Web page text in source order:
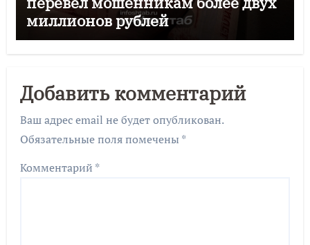
миллионов рублей
Добавить комментарий
Ваш адрес email не будет опубликован.
Обязательные поля помечены *
Комментарий *